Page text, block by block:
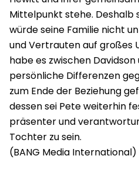
Mittelpunkt stehe. Deshalb
würde seine Familie nicht
und Vertrauten auf großes
habe es zwischen
persönliche Differenzen
zum Ende der Beziehung
dessen sei Pete weiterhin
präsenter und
Tochter zu sein.